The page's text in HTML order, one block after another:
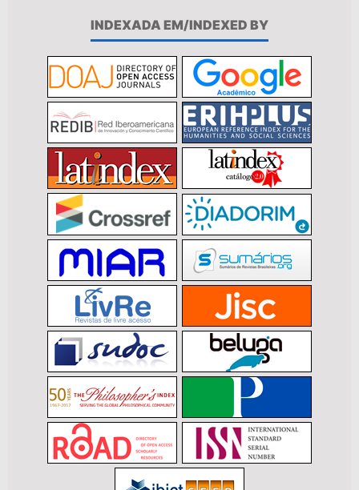
INDEXADA EM/INDEXED BY